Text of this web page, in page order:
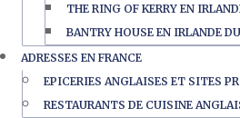
THE RING OF KERRY EN
BANTRY HOUSE EN IRLANDE
ADRESSES EN FRANCE
EPICERIES ANGLAISES ET SITES
RESTAURANTS DE CUISINE